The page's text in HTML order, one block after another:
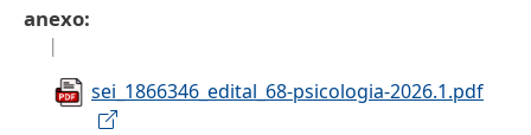
anexo
sei_1866346_edital_68-psicologia-2026.1.pdf